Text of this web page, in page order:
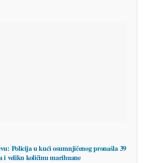
Policija u kući osumnjičenog pronašla 39
i veliku količinu marihuane